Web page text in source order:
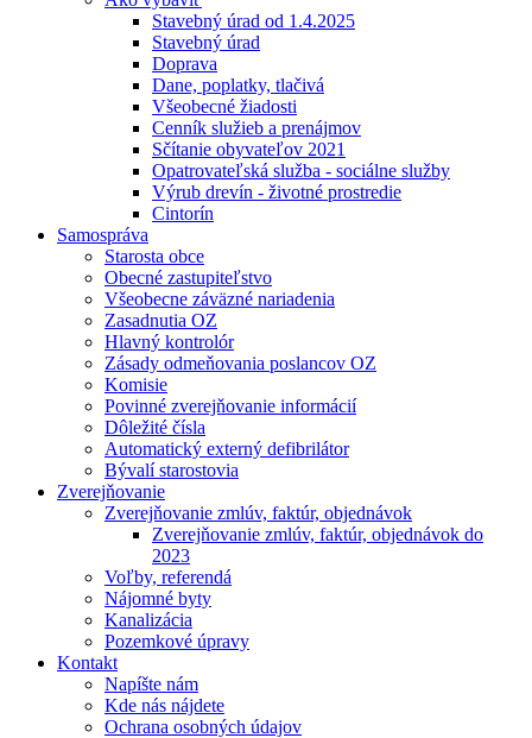
Stavebný úrad od 1.4.2025
Stavebný úrad
Doprava
Dane, poplatky, tlačivá
Všeobecné žiadosti
Cenník služieb a prenájmov
Sčítanie obyvateľov 2021
Opatrovateľská služba - sociálne služby
Výrub drevín - životné prostredie
Cintorín
Samospráva
Starosta obce
Obecné zastupiteľstvo
Všeobecne záväzné nariadenia
Zasadnutia OZ
Hlavný kontrolór
Zásady odmeňovania poslancov OZ
Komisie
Povinné zverejňovanie informácií
Dôležité čísla
Automatický externý defibrilátor
Bývalí starostovia
Zverejňovanie
Zverejňovanie zmlúv, faktúr, objednávok
Zverejňovanie zmlúv, faktúr, objednávok do
2023
Voľby, referendá
Nájomné byty
Kanalizácia
Pozemkové úpravy
Kontakt
Napíšte nám
Kde nás nájdete
Ochrana osobných údajov